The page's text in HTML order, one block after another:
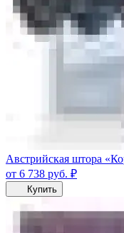
Австрийская штора
от 6 738 руб. ₽
Купить